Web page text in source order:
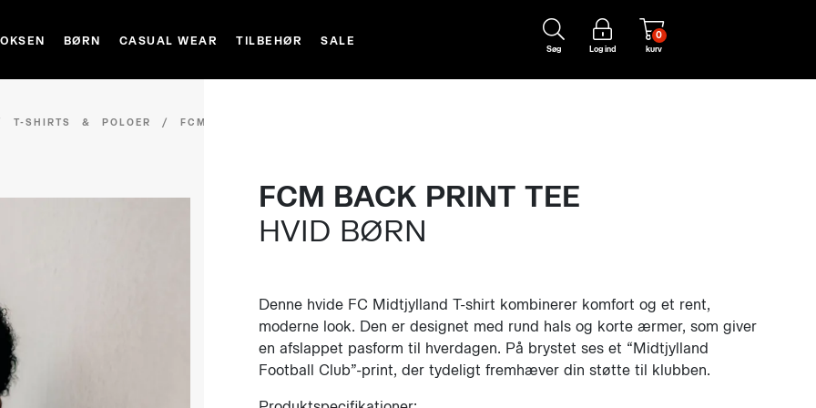
BØRN CASUAL WEAR TILBEHØR SALE
Søg Log ind kurv
0
T-SHIRTS & POLOER /FCM BACK
FCM BACK PRINT TEE
HVID BØRN
Denne hvide FC Midtjylland T-shirt kombinerer komfort og et rent,
moderne look. Den er designet med rund hals og korte ærmer, som giver
en afslappet pasform til hverdagen. På brystet ses et “Midtjylland
Football Club”-print, der tydeligt fremhæver din støtte til klubben.